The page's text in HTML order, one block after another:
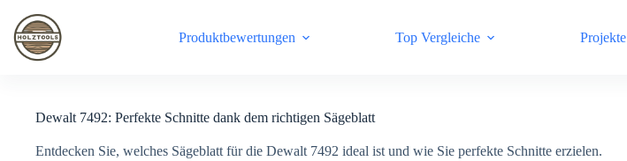
content
Produktbewertungen Top Vergleiche Projekte
Dewalt 7492: Perfekte Schnitte dank dem richtigen Sägeblatt
Entdecken Sie, welches Sägeblatt für die Dewalt 7492 ideal ist und wie Sie perfekte Schnitte erzielen.